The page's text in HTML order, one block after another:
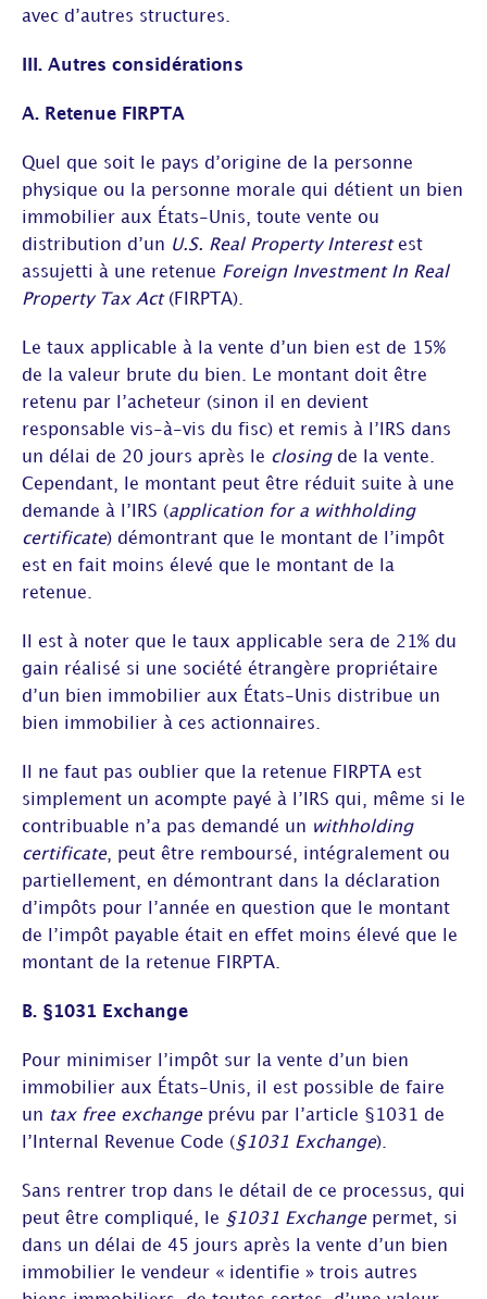
avec d’autres structures.
III. Autres considérations
A. Retenue FIRPTA
Quel que soit le pays d’origine de la personne
physique ou la personne morale qui détient un bien
immobilier aux États-Unis, toute vente ou
distribution d’un U.S. Real Property Interest est
assujetti à une retenue Foreign Investment In Real
Property Tax Act (FIRPTA).
Le taux applicable à la vente d’un bien est de 15%
de la valeur brute du bien. Le montant doit être
retenu par l’acheteur (sinon il en devient
responsable vis-à-vis du fisc) et remis à l’IRS dans
un délai de 20 jours après le closing de la vente.
Cependant, le montant peut être réduit suite à une
demande à l’IRS (application for a withholding
certificate) démontrant que le montant de l’impôt
est en fait moins élevé que le montant de la
retenue.
Il est à noter que le taux applicable sera de 21% du
gain réalisé si une société étrangère propriétaire
d’un bien immobilier aux États-Unis distribue un
bien immobilier à ces actionnaires.
Il ne faut pas oublier que la retenue FIRPTA est
simplement un acompte payé à l’IRS qui, même si le
contribuable n’a pas demandé un withholding
certificate, peut être remboursé, intégralement ou
partiellement, en démontrant dans la déclaration
d’impôts pour l’année en question que le montant
de l’impôt payable était en effet moins élevé que le
montant de la retenue FIRPTA.
B. §1031 Exchange
Pour minimiser l’impôt sur la vente d’un bien
immobilier aux États-Unis, il est possible de faire
un tax free exchange prévu par l’article §1031 de
l’Internal Revenue Code ( §1031 Exchange).
Sans rentrer trop dans le détail de ce processus, qui
peut être compliqué, le §1031 Exchange permet, si
dans un délai de 45 jours après la vente d’un bien
immobilier le vendeur « identifie » trois autres